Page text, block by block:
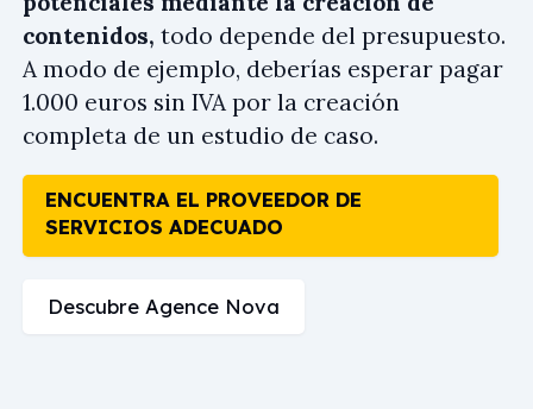
contenidos, todo depende del presupuesto.
A modo de ejemplo, deberías esperar pagar
1.000 euros sin IVA por la creación
completa de un estudio de caso.
ENCUENTRA EL PROVEEDOR DE
SERVICIOS ADECUADO
Descubre Agence Nova